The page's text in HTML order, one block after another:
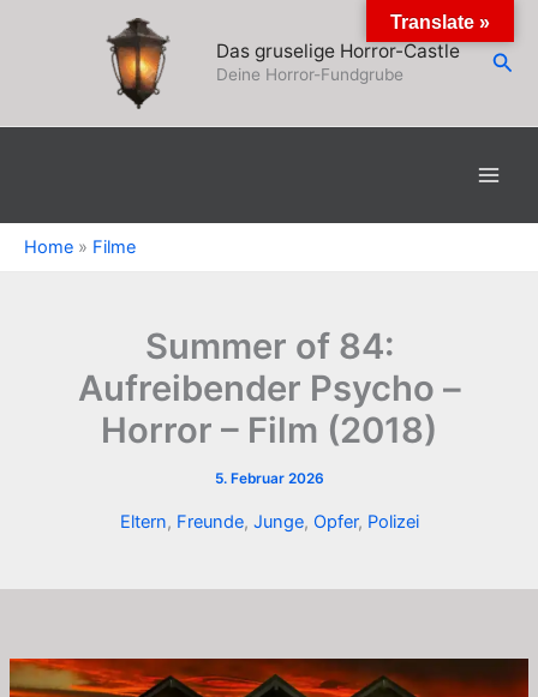
Das gruselige Horror-Castle
Deine Horror-Fundgrube
Home » Filme
Summer of 84:
Aufreibender Psycho –
Horror – Film (2018)
5. Februar 2026
Eltern, Freunde, Junge, Opfer, Polizei
Translate »